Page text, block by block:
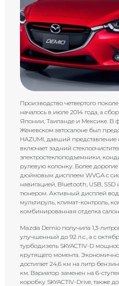
Производство четвертого
началось в июле 2014 года, а
Японии, Таиланде и Мексике. В
Женевском автосалоне был
HAZUMI, давший
включает задний
электростеклоподъемники,
рулевую колонку. Более
дюймовым дисплеем WVGA с
навигацией, Bluetooth, USB,
тюнером. Активный дисплей
мультируль, климат-контроль,
комбинированная отделка
Mazda Demio получила 1,3-
улучшенный до 92 л.с., а с
турбодизель SKYACTIV-D
крутящего момента.
достигает 24,6 км на литр
км. Вариатор заменен на 6-
коробку SKYACTIV-Drive, также